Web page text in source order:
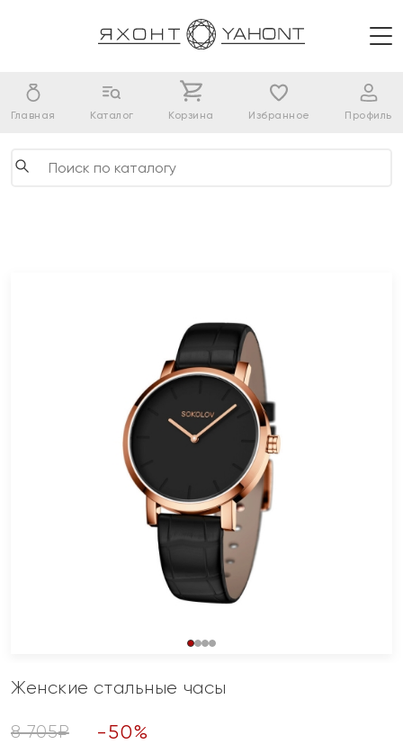
Главная Каталог Корзина Избранное Профиль
Женские стальные часы
8 705₽ -50%